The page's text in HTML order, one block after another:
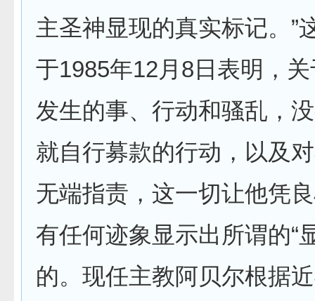
主圣神显现的真实标记。”
于1985年12月8日表明，
发生的事、行动和骚乱，
就自行募款的行动，以及
无端指责，这一切让他凭
有任何迹象显示出所谓的“
的。现任主教阿贝尔根据